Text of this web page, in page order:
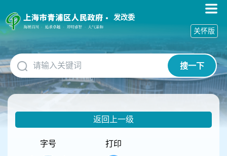
障
碍
作
说
明
跳
到
网
发改委
搜一下
关怀版
返回上一级
字号
打印